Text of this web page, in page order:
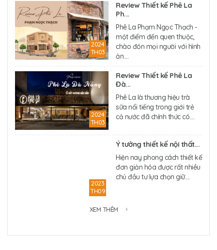
2024
TH03
Review Thiết kế Phê La
Ph...
Phê La Phạm Ngọc Thạch -
một điểm đến quen thuộc,
chào đón mọi người với hình
ản....
2024
TH03
Review Thiết kế Phê La
Đà...
Phê La là thương hiệu trà
sữa nổi tiếng trong giới trẻ
cả nước đã chính thức có....
2023
TH09
Ý tưởng thiết kế nội thất...
Hiện nay phong cách thiết kế
đơn giản hóa được rất nhiều
chủ đầu tư lựa chọn giữ....
XEM THÊM